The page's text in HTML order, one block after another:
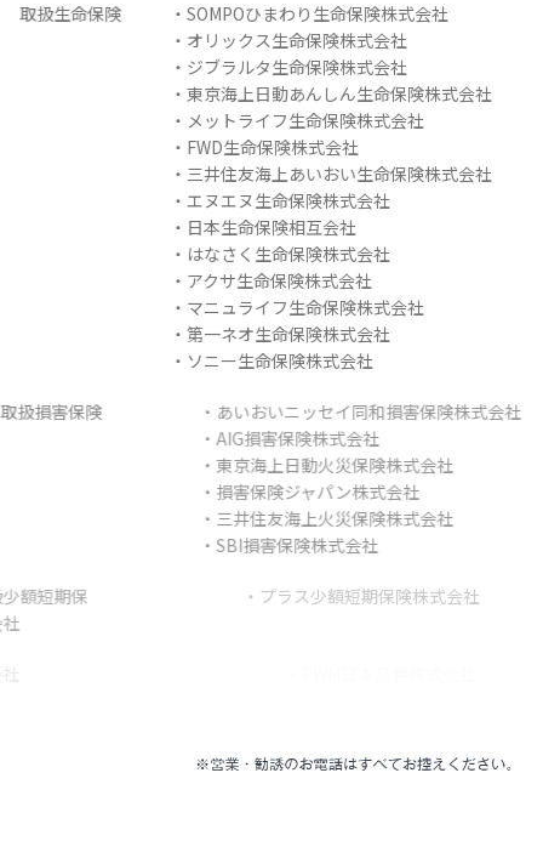
取扱生命保険
・SOMPOひまわり生命保険株式会社
・オリックス生命保険株式会社
・ジブラルタ生命保険株式会社
・東京海上日動あんしん生命保険株式会社
・メットライフ生命保険株式会社
・FWD生命保険株式会社
・三井住友海上あいおい生命保険株式会社
・エヌエヌ生命保険株式会社
・日本生命保険相互会社
・はなさく生命保険株式会社
・アクサ生命保険株式会社
・マニュライフ生命保険株式会社
・第一ネオ生命保険株式会社
・ソニー生命保険株式会社
取扱損害保険
・あいおいニッセイ同和損害保険株式会社
・AIG損害保険株式会社
・東京海上日動火災保険株式会社
・損害保険ジャパン株式会社
・三井住友海上火災保険株式会社
・SBI損害保険株式会社
取扱少額短期保
・プラス少額短期保険株式会社